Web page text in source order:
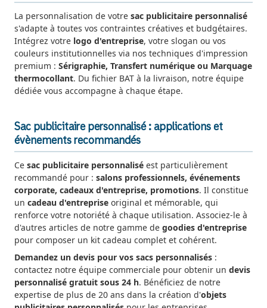
La personnalisation de votre sac publicitaire personnalisé
s'adapte à toutes vos contraintes créatives et budgétaires.
Intégrez votre logo d'entreprise, votre slogan ou vos
couleurs institutionnelles via nos techniques d'impression
premium : Sérigraphie, Transfert numérique ou Marquage
thermocollant. Du fichier BAT à la livraison, notre équipe
dédiée vous accompagne à chaque étape.
Sac publicitaire personnalisé : applications et
évènements recommandés
Ce sac publicitaire personnalisé est particulièrement
recommandé pour : salons professionnels, événements
corporate, cadeaux d'entreprise, promotions. Il constitue
un cadeau d'entreprise original et mémorable, qui
renforce votre notoriété à chaque utilisation. Associez-le à
d'autres articles de notre gamme de goodies d'entreprise
pour composer un kit cadeau complet et cohérent.
Demandez un devis pour vos sacs personnalisés :
contactez notre équipe commerciale pour obtenir un devis
personnalisé gratuit sous 24 h. Bénéficiez de notre
expertise de plus de 20 ans dans la création d'objets